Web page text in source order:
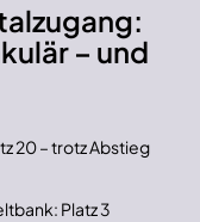
– und
20 – trotz Abstieg
Platz 3